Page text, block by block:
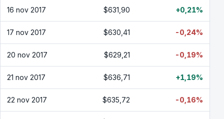
16 nov 2017 $631,90 +0,21%
17 nov 2017 $630,41 -0,24%
20 nov 2017 $629,21 -0,19%
21 nov 2017 $636,71 +1,19%
22 nov 2017 $635,72 -0,16%